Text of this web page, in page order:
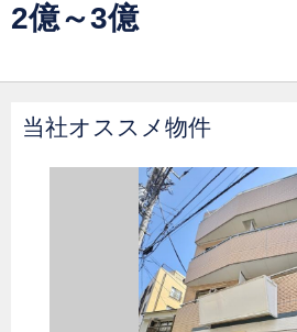
2億～3億
当社オススメ物件